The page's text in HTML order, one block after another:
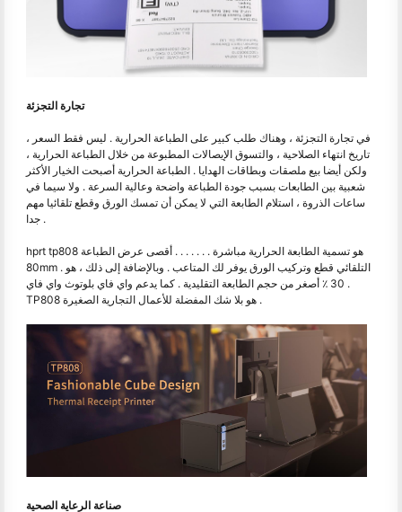
تجارة التجزئة
في تجارة التجزئة ، وهناك طلب كبير على الطباعة الحرارية . ليس فقط السعر ،
تاريخ انتهاء الصلاحية ، والتسوق الإيصالات المطبوعة من خلال الطباعة الحرارية ،
ولكن أيضا بيع ملصقات وبطاقات الهدايا . الطباعة الحرارية أصبحت الخيار الأكثر
شعبية بين الطابعات بسبب جودة الطباعة واضحة وعالية السرعة . ولا سيما في
ساعات الذروة ، استلام الطابعة التي لا يمكن أن تمسك الورق وقطع تلقائيا مهم
جدا .
hprt tp808 هو تسمية الطابعة الحرارية مباشرة . . . . . . . أقصى عرض الطباعة
80mm . التلقائي قطع وتركيب الورق يوفر لك المتاعب . وبالإضافة إلى ذلك ، هو
30 ٪ أصغر من حجم الطابعة التقليدية . كما يدعم واي فاي بلوتوث واي فاي .
TP808 هو بلا شك المفضلة للأعمال التجارية الصغيرة .
صناعة الرعاية الصحية